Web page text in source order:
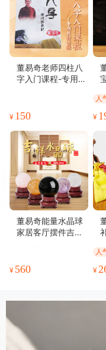
董易奇老师四柱八
字入门课程-专用教
¥ 150
人
¥
董易奇能量水晶球
家居客厅摆件吉祥
¥ 560
人
¥